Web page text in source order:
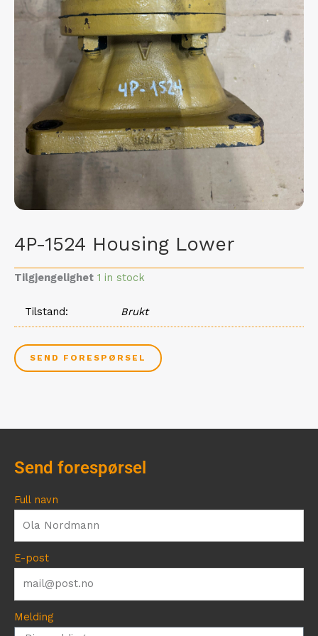
4P-1524 Housing Lower
Tilgjengelighet 1 in stock
Tilstand Brukt
SEND FORESPØRSEL
Send forespørsel
Full navn
E-post
Melding